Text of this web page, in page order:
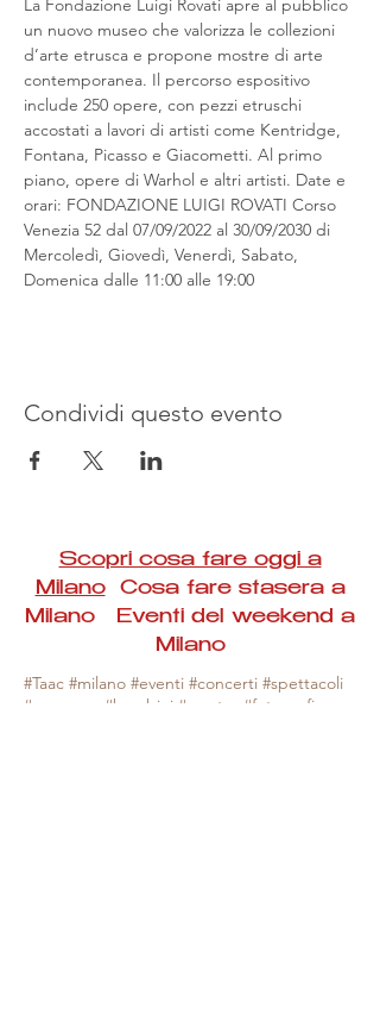
La Fondazione Luigi Rovati apre al pubblico
un nuovo museo che valorizza le collezioni
d’arte etrusca e propone mostre di arte
contemporanea. Il percorso espositivo
include 250 opere, con pezzi etruschi
accostati a lavori di artisti come Kentridge,
Fontana, Picasso e Giacometti. Al primo
piano, opere di Warhol e altri artisti. Date e
orari: FONDAZIONE LUIGI ROVATI Corso
Venezia 52 dal 07/09/2022 al 30/09/2030 di
Mercoledì, Giovedì, Venerdì, Sabato,
Domenica dalle 11:00 alle 19:00
Condividi questo evento
Scopri cosa fare oggi a
MilanoCosa fare stasera a
Milano Eventi del weekend a
Milano
#Taac #milano #eventi #concerti #spettacoli
#rassegne #bambini #mostre #fotografia